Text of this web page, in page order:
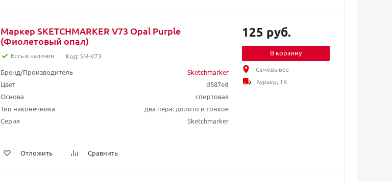
Маркер SKETCHMARKER V73 Opal Purple
(Фиолетовый опал)
Есть в наличии Код: SM-V73
Бренд/Производитель
Sketchmarker
Цвет
d587ed
Основа
спиртовая
Тип наконечника
два пера: долото и тонкое
Серия
Sketchmarker
Отложить Сравнить
125 руб.
В корзину
Самовывоз
Курьер, ТК